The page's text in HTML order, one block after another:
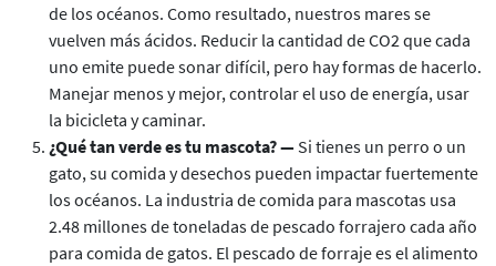
de los océanos. Como resultado, nuestros mares se
vuelven más ácidos. Reducir la cantidad de CO2 que cada
uno emite puede sonar difícil, pero hay formas de hacerlo.
Manejar menos y mejor, controlar el uso de energía, usar
la bicicleta y caminar.
¿Qué tan verde es tu mascota? — Si tienes un perro o un
gato, su comida y desechos pueden impactar fuertemente
los océanos. La industria de comida para mascotas usa
2.48 millones de toneladas de pescado forrajero cada año
para comida de gatos. El pescado de forraje es el alimento